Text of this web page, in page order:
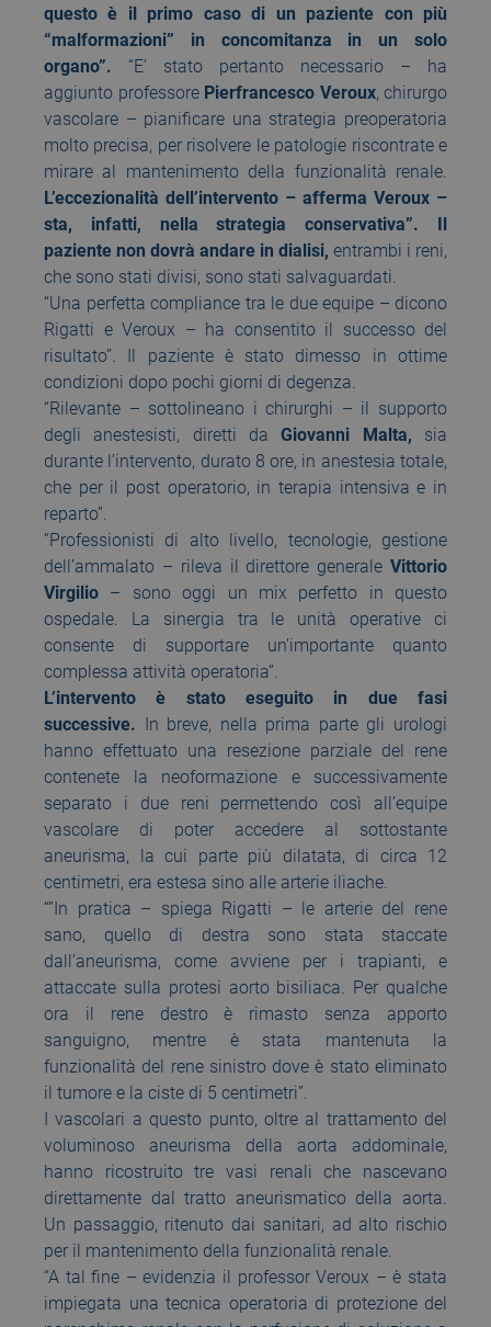
questo è il primo caso di un paziente con più
“malformazioni” in concomitanza in un solo
organo”. “E’ stato pertanto necessario – ha
aggiunto professore Pierfrancesco Veroux, chirurgo
vascolare – pianificare una strategia preoperatoria
molto precisa, per risolvere le patologie riscontrate e
mirare al mantenimento della funzionalità renale.
L’eccezionalità dell’intervento – afferma Veroux –
sta, infatti, nella strategia conservativa”. Il
paziente non dovrà andare in dialisi, entrambi i reni,
che sono stati divisi, sono stati salvaguardati.
“Una perfetta compliance tra le due equipe – dicono
Rigatti e Veroux – ha consentito il successo del
risultato”. Il paziente è stato dimesso in ottime
condizioni dopo pochi giorni di degenza.
“Rilevante – sottolineano i chirurghi – il supporto
degli anestesisti, diretti daGiovanni Malta, sia
durante l’intervento, durato 8 ore, in anestesia totale,
che per il post operatorio, in terapia intensiva e in
reparto”.
“Professionisti di alto livello, tecnologie, gestione
dell’ammalato – rileva il direttore generale Vittorio
Virgilio – sono oggi un mix perfetto in questo
ospedale. La sinergia tra le unità operative ci
consente di supportare un’importante quanto
complessa attività operatoria”.
L’intervento è stato eseguito in due fasi
successive. In breve, nella prima parte gli urologi
hanno effettuato una resezione parziale del rene
contenete la neoformazione e successivamente
separato i due reni permettendo così all’equipe
vascolare di poter accedere al sottostante
aneurisma, la cui parte più dilatata, di circa 12
centimetri, era estesa sino alle arterie iliache.
“”In pratica – spiega Rigatti – le arterie del rene
sano, quello di destra sono stata staccate
dall’aneurisma, come avviene per i trapianti, e
attaccate sulla protesi aorto bisiliaca. Per qualche
ora il rene destro è rimasto senza apporto
sanguigno, mentre è stata mantenuta la
funzionalità del rene sinistro dove è stato eliminato
il tumore e la ciste di 5 centimetri”.
I vascolari a questo punto, oltre al trattamento del
voluminoso aneurisma della aorta addominale,
hanno ricostruito tre vasi renali che nascevano
direttamente dal tratto aneurismatico della aorta.
Un passaggio, ritenuto dai sanitari, ad alto rischio
per il mantenimento della funzionalità renale.
“A tal fine – evidenzia il professor Veroux – è stata
impiegata una tecnica operatoria di protezione del